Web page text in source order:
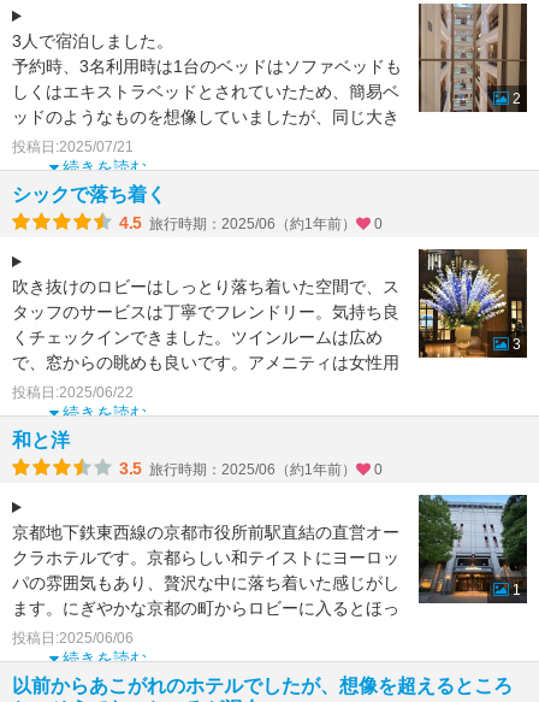
3人で宿泊しました。
予約時、3名利用時は1台のベッドはソファベッドも
しくはエキストラベッドとされていたため、簡易ベ
ッドのようなものを想像していましたが、同じ大き
さのシングルベッドが3台入っていたた
続きを読む
投稿日:2025/07/21
2
シックで落ち着く
4.5 旅行時期：2025/06（約1年前） 0
吹き抜けのロビーはしっとり落ち着いた空間で、ス
タッフのサービスは丁寧でフレンドリー。気持ち良
くチェックインできました。ツインルームは広め
で、窓からの眺めも良いです。アメニティは女性用
に使い切り化粧水な
続きを読む
投稿日:2025/06/22
3
和と洋
3.5 旅行時期：2025/06（約1年前） 0
京都地下鉄東西線の京都市役所前駅直結の直営オー
クラホテルです。京都らしい和テイストにヨーロッ
パの雰囲気もあり、贅沢な中に落ち着いた感じがし
ます。にぎやかな京都の町からロビーに入るとほっ
とします。サービ
続きを読む
投稿日:2025/06/06
1
以前からあこがれのホテルでしたが、想像を超えるところ